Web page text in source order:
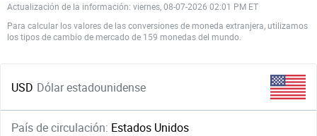
Actualización de la información: viernes, 08-07-2026 02:01 PM ET
Para calcular los valores de las conversiones de moneda extranjera, utilizamos
los tipos de cambio de mercado de 159 monedas del mundo.
USD Dólar estadounidense
País de circulación: Estados Unidos